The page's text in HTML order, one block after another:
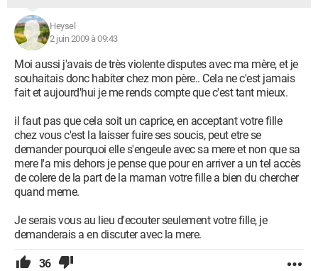
Heysel
2 juin 2009 à 09:43
Moi aussi j'avais de très violente disputes avec ma mère, et je
souhaitais donc habiter chez mon père.. Cela ne c'est jamais
fait et aujourd'hui je me rends compte que c'est tant mieux.
il faut pas que cela soit un caprice, en acceptant votre fille
chez vous c'est la laisser fuire ses soucis, peut etre se
demander pourquoi elle s'engeule avec sa mere et non que sa
mere l'a mis dehors je pense que pour en arriver a un tel accès
de colere de la part de la maman votre fille a bien du chercher
quand meme.
Je serais vous au lieu d'ecouter seulement votre fille, je
demanderais a en discuter avec la mere.
36